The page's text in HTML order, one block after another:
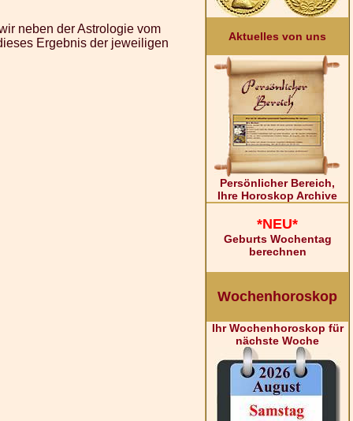
neben der Astrologie vom
Ergebnis der jeweiligen
Aktuelles von uns
Persönlicher Bereich,
Ihre Horoskop Archive
*NEU*
Geburts Wochentag
berechnen
Wochenhoroskop
Ihr Wochenhoroskop für
nächste Woche